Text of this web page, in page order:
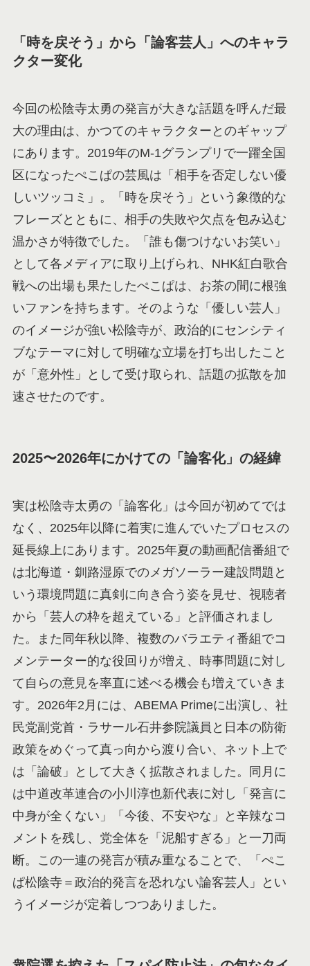
「時を戻そう」から「論客芸人」へのキャラ
クター変化
今回の松陰寺太勇の発言が大きな話題を呼んだ最
大の理由は、かつてのキャラクターとのギャップ
にあります。2019年のM-1グランプリで一躍全国
区になったぺこぱの芸風は「相手を否定しない優
しいツッコミ」。「時を戻そう」という象徴的な
フレーズとともに、相手の失敗や欠点を包み込む
温かさが特徴でした。「誰も傷つけないお笑い」
として各メディアに取り上げられ、NHK紅白歌合
戦への出場も果たしたぺこぱは、お茶の間に根強
いファンを持ちます。そのような「優しい芸人」
のイメージが強い松陰寺が、政治的にセンシティ
ブなテーマに対して明確な立場を打ち出したこと
が「意外性」として受け取られ、話題の拡散を加
速させたのです。
2025〜2026年にかけての「論客化」の経緯
実は松陰寺太勇の「論客化」は今回が初めてでは
なく、2025年以降に着実に進んでいたプロセスの
延長線上にあります。2025年夏の動画配信番組で
は北海道・釧路湿原でのメガソーラー建設問題と
いう環境問題に真剣に向き合う姿を見せ、視聴者
から「芸人の枠を超えている」と評価されまし
た。また同年秋以降、複数のバラエティ番組でコ
メンテーター的な役回りが増え、時事問題に対し
て自らの意見を率直に述べる機会も増えていきま
す。2026年2月には、ABEMA Primeに出演し、社
民党副党首・ラサール石井参院議員と日本の防衛
政策をめぐって真っ向から渡り合い、ネット上で
は「論破」として大きく拡散されました。同月に
は中道改革連合の小川淳也新代表に対し「発言に
中身が全くない」「今後、不安やな」と辛辣なコ
メントを残し、党全体を「泥船すぎる」と一刀両
断。この一連の発言が積み重なることで、「ぺこ
ぱ松陰寺＝政治的発言を恐れない論客芸人」とい
うイメージが定着しつつありました。